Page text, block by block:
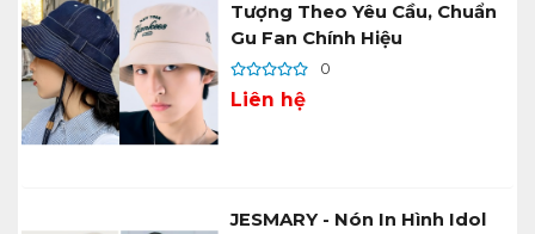
Tượng Theo Yêu Cầu, Chuẩn
Gu Fan Chính Hiệu
0
Liên hệ
JESMARY - Nón In Hình Idol